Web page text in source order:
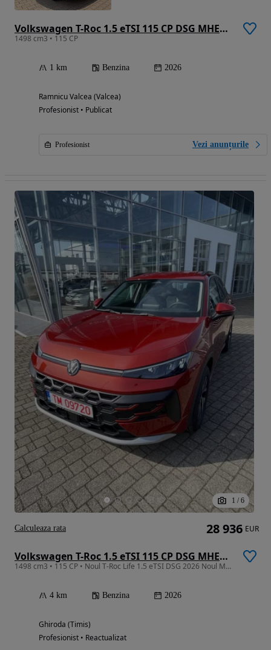
Volkswagen T-Roc 1.5 eTSI 115 CP DSG MHEV Life
1498 cm3 • 115 CP
1 km Benzina 2026
Ramnicu Valcea (Valcea)
Profesionist • Publicat
Profesionist Vezi anunțurile
1 / 6
Volkswagen T-Roc 1.5 eTSI 115 CP DSG MHEV Life
1498 cm3 • 115 CP • Noul T-Roc Life 1.5 eTSI DSG 2026 Noul Model
4 km Benzina 2026
Ghiroda (Timis)
Profesionist • Reactualizat
28 936 EUR
Calculeaza rata